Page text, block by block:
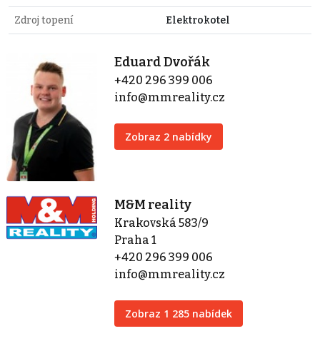
Zdroj topení Elektrokotel
Eduard Dvořák
+420 296 399 006
info@mmreality.cz
Zobraz 2 nabídky
M&M reality
Krakovská 583/9
Praha 1
+420 296 399 006
info@mmreality.cz
Zobraz 1 285 nabídek